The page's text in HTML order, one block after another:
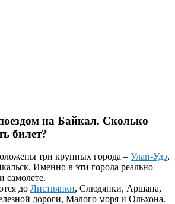
на Байкал. Сколько
билет?
три крупных города – Улан-Удэ,
Именно в эти города реально
самолете.
до Листвянки, Слюдянки, Аршана,
дороги, Малого моря и Ольхона.